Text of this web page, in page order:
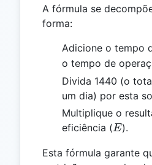
A fórmula se
forma:
Adicione o tempo
o tempo de
Divida 1440 (o
um dia) por esta
Multiplique o
eficiência (E
E).
Esta fórmula garante